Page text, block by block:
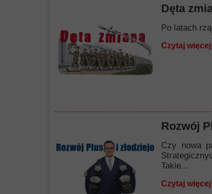
Dęta
Po latach
Czytaj więcej
Rozwój
Czy nowa
Takie...
Czytaj więcej